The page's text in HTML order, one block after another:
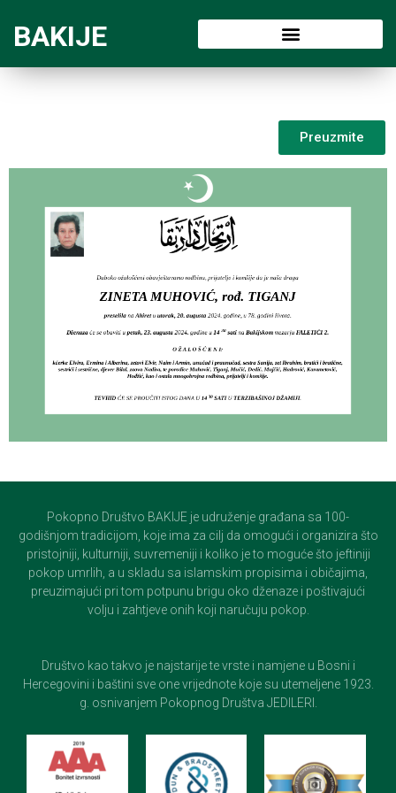
BAKIJE
Preuzmite
Pokopno Društvo BAKIJE je udruženje građana sa 100-
godišnjom tradicijom, koje ima za cilj da omogući i organizira što
pristojniji, kulturniji, suvremeniji i koliko je to moguće što jeftiniji
pokop umrlih, a u skladu sa islamskim propisima i običajima,
preuzimajući pri tom potpunu brigu oko dženaze i poštivajući
volju i zahtjeve onih koji naručuju pokop.
Društvo kao takvo je najstarije te vrste i namjene u Bosni i
Hercegovini i baštini sve one vrijednote koje su utemeljene 1923.
g. osnivanjem Pokopnog Društva JEDILERI.